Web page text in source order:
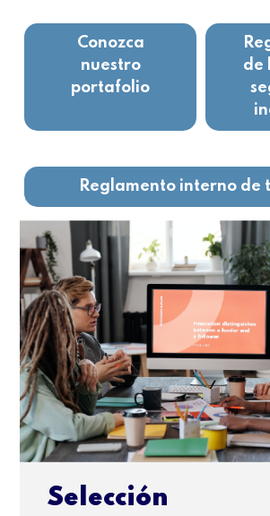
Conozca
nuestro
portafolio
de
Reglamento interno de
Selección